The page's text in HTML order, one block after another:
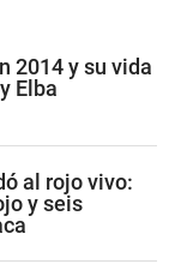
2014 y su vida
Elba
al rojo vivo:
y seis